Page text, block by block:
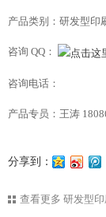
产品类别：研发型印
咨询 QQ：
咨询电话：
产品专员：王涛
分享到：
查看更多 研发型